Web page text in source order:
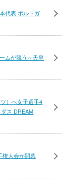
代表 ポルトガ
ムが競う～天皇
）へ女子選手4
ス DREAM
権大会が開幕